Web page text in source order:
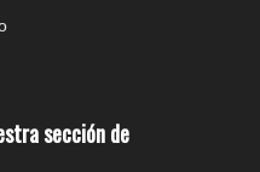
sección de